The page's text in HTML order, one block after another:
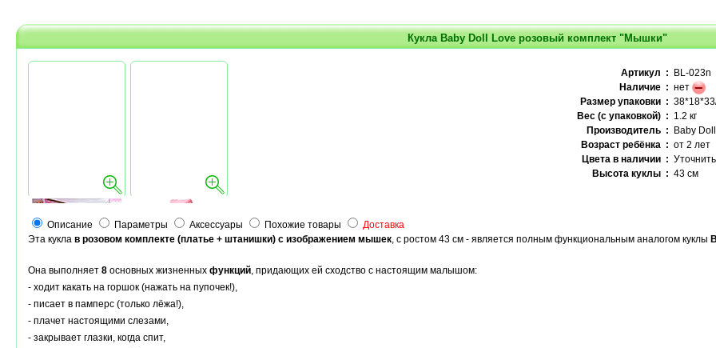
Кукла Baby Doll Love розовый комплект "Мышки"
Артикул : BL-023n
Наличие : нет
Размер упаковки :
Вес (с упаковкой) : 1.2 кг
Производитель : Baby
Возраст ребёнка : от 2 лет
Цвета в наличии :
Высота куклы : 43 см
Описание Параметры Аксессуары Похожие товары
Доставка
Эта кукла в розовом комплекте (платье + штанишки) с изображением мышек, с ростом 43 см - является полным функциональным аналогом куклы
Она выполняет 8 основных жизненных функций, придающих ей сходство с настоящим малышом:
- ходит какать на горшок (нажать на пупочек!),
- писает в памперс (только лёжа!),
- плачет настоящими слезами,
- закрывает глазки, когда спит,